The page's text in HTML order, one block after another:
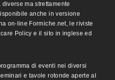
ma strettamente
anche in versione
on-line Formiche.net, le riviste
Policy e il sito in inglese ed
di eventi nei diversi
e tavole rotonde aperte al